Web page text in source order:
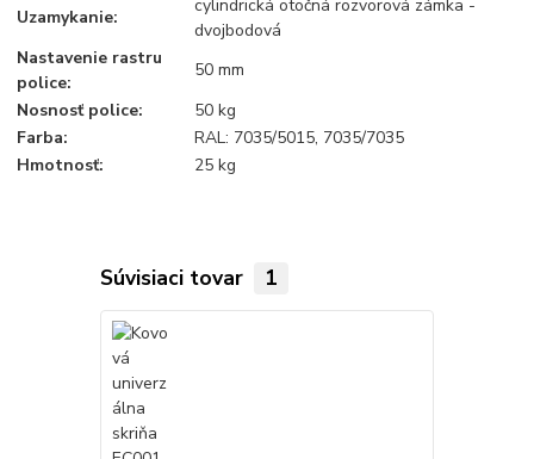
Uzamykanie:
cylindrická otočná rozvorová zámka -
dvojbodová
Nastavenie rastru
police:
50 mm
Nosnosť police:
50 kg
Farba:
RAL: 7035/5015, 7035/7035
Hmotnosť:
25 kg
Súvisiaci tovar 1